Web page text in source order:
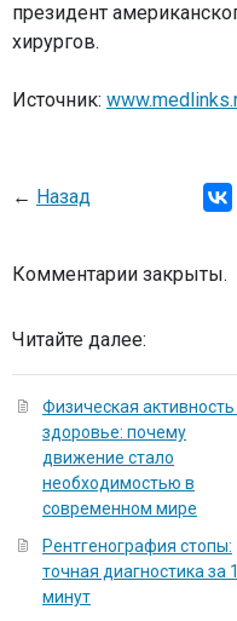
президент
хирургов.
Источник:
← Назад
Комментарии закрыты.
Читайте далее:
Физическая активность
здоровье: почему
движение стало
необходимостью в
современном мире
Рентгенография стопы:
точная диагностика за
минут